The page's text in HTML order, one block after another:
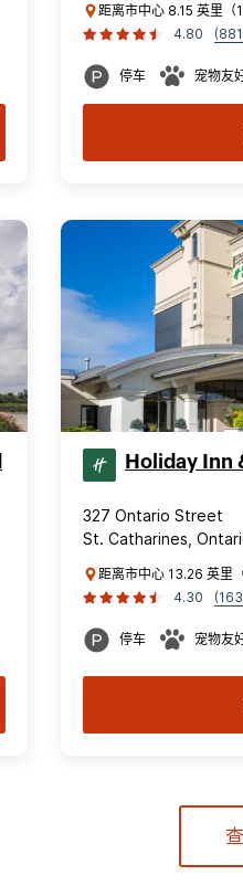
距离市中心 8.15 英里
4.80
停车 宠物友
Holiday Inn
327 Ontario Street
St. Catharines,
距离市中心 13.26 英里
4.30
停车 宠物友